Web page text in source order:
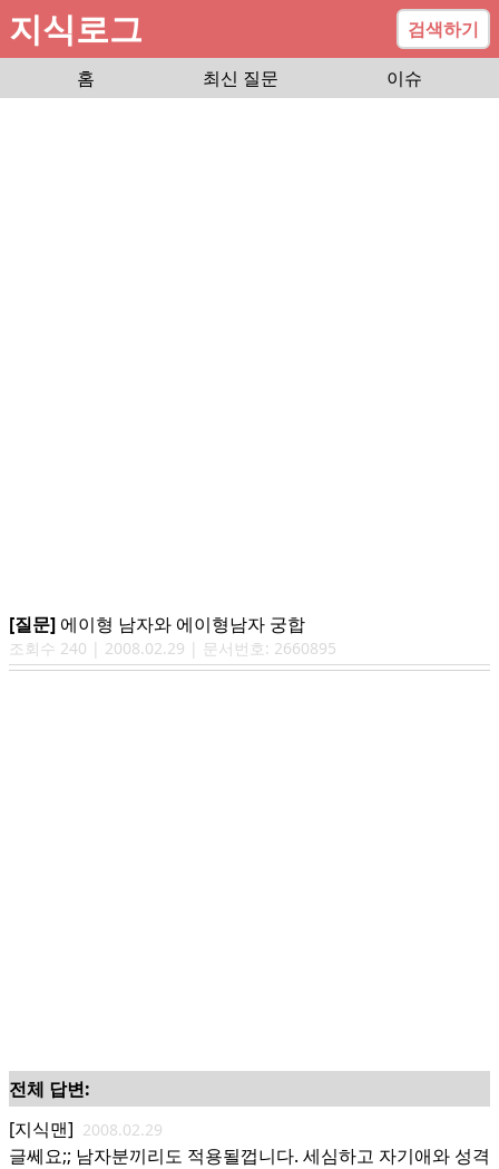
지식로그
검색하기
홈
최신 질문 이슈
[질문] 에이형 남자와 에이형남자 궁합
조회수 240 | 2008.02.29 | 문서번호: 2660895
전체 답변:
[지식맨] 2008.02.29
글쎄요;; 남자분끼리도 적용될껍니다. 세심하고 자기애와 성격